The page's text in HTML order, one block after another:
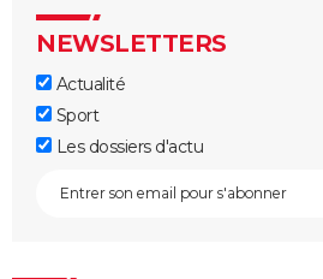
NEWSLETTERS
Actualité
Sport
Les dossiers d'actu